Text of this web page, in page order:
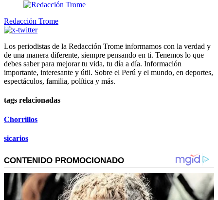
Redacción Trome
Los periodistas de la Redacción Trome informamos con la verdad y
de una manera diferente, siempre pensando en ti. Tenemos lo que
debes saber para mejorar tu vida, tu día a día. Información
importante, interesante y útil. Sobre el Perú y el mundo, en deportes,
espectáculos, familia, política y más.
tags relacionadas
Chorrillos
sicarios